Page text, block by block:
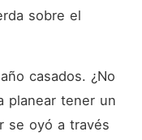
sobre el
casados. ¿No
planear tener un
se oyó a través